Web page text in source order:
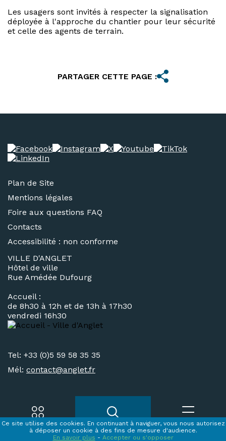
Ce site utilise des cookies. En continuant à naviguer, vous nous autorisez
à déposer un cookie à des fins de mesure d'audience.
En savoir plus - Accepter ou s'opposer
Accès rapides Recherche Menu
Les usagers sont invités à respecter la signalisation
déployée à l'approche du chantier pour leur sécurité
et celle des agents de terrain.
PARTAGER CETTE PAGE :
Plan de Site
Mentions légales
Foire aux questions FAQ
Contacts
Accessibilité : non conforme
VILLE D'ANGLET
Hôtel de ville
Rue Amédée Dufourg
Accueil :
de 8h30 à 12h et de 13h à 17h30
vendredi 16h30
Tel: +33 (0)5 59 58 35 35
Mél: contact@anglet.fr